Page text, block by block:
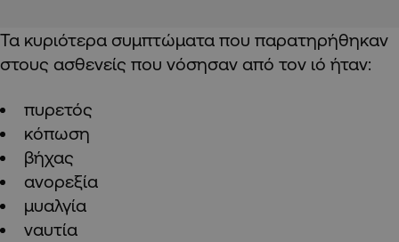
Τα κυριότερα συμπτώματα που παρατηρήθηκαν
στους ασθενείς που νόσησαν από τον ιό ήταν:
πυρετός
κόπωση
βήχας
ανορεξία
μυαλγία
ναυτία